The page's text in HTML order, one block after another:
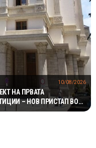
НА ПРВАТА
– НОВ ПРИСТАП ВО
10/08/2026